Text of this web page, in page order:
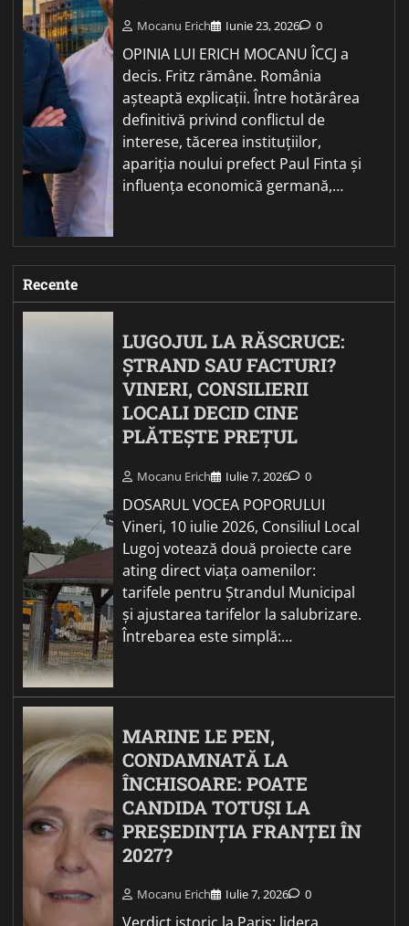
Mocanu Erich Iunie 23, 2026 0
OPINIA LUI ERICH MOCANU ÎCCJ a
decis. Fritz rămâne. România
așteaptă explicații. Între hotărârea
definitivă privind conflictul de
interese, tăcerea instituțiilor,
apariția noului prefect Paul Finta și
influența economică germană,…
Recente
LUGOJUL LA RĂSCRUCE:
ȘTRAND SAU FACTURI?
VINERI, CONSILIERII
LOCALI DECID CINE
PLĂTEȘTE PREȚUL
Mocanu Erich Iulie 7, 2026 0
DOSARUL VOCEA POPORULUI
Vineri, 10 iulie 2026, Consiliul Local
Lugoj votează două proiecte care
ating direct viața oamenilor:
tarifele pentru Ștrandul Municipal
și ajustarea tarifelor la salubrizare.
Întrebarea este simplă:…
MARINE LE PEN,
CONDAMNATĂ LA
ÎNCHISOARE: POATE
CANDIDA TOTUȘI LA
PREȘEDINȚIA FRANȚEI ÎN
2027?
Mocanu Erich Iulie 7, 2026 0